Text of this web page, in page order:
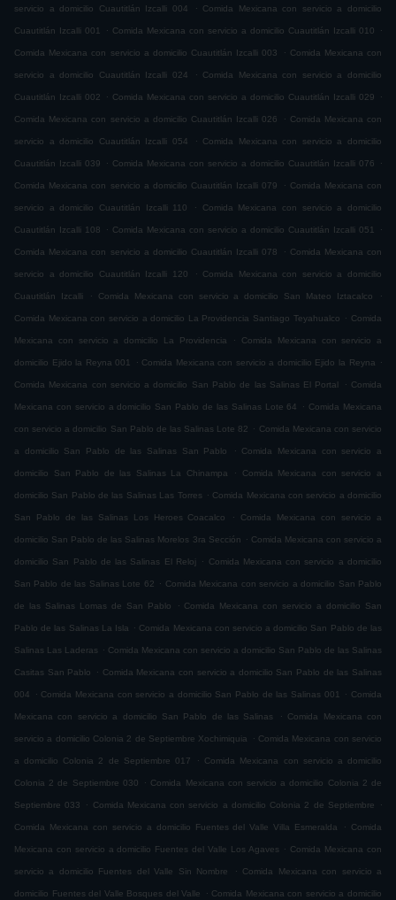
servicio a domicilio Cuautitlán Izcalli 004 . Comida Mexicana con servicio a domicilio
Cuautitlán Izcalli 001 . Comida Mexicana con servicio a domicilio Cuautitlán Izcalli 010 .
Comida Mexicana con servicio a domicilio Cuautitlán Izcalli 003 . Comida Mexicana con
servicio a domicilio Cuautitlán Izcalli 024 . Comida Mexicana con servicio a domicilio
Cuautitlán Izcalli 002 . Comida Mexicana con servicio a domicilio Cuautitlán Izcalli 029 .
Comida Mexicana con servicio a domicilio Cuautitlán Izcalli 026 . Comida Mexicana con
servicio a domicilio Cuautitlán Izcalli 054 . Comida Mexicana con servicio a domicilio
Cuautitlán Izcalli 039 . Comida Mexicana con servicio a domicilio Cuautitlán Izcalli 076 .
Comida Mexicana con servicio a domicilio Cuautitlán Izcalli 079 . Comida Mexicana con
servicio a domicilio Cuautitlán Izcalli 110 . Comida Mexicana con servicio a domicilio
Cuautitlán Izcalli 108 . Comida Mexicana con servicio a domicilio Cuautitlán Izcalli 051 .
Comida Mexicana con servicio a domicilio Cuautitlán Izcalli 078 . Comida Mexicana con
servicio a domicilio Cuautitlán Izcalli 120 . Comida Mexicana con servicio a domicilio
Cuautitlán Izcalli . Comida Mexicana con servicio a domicilio San Mateo Iztacalco .
Comida Mexicana con servicio a domicilio La Providencia Santiago Teyahualco . Comida
Mexicana con servicio a domicilio La Providencia . Comida Mexicana con servicio a
domicilio Ejido la Reyna 001 . Comida Mexicana con servicio a domicilio Ejido la Reyna .
Comida Mexicana con servicio a domicilio San Pablo de las Salinas El Portal . Comida
Mexicana con servicio a domicilio San Pablo de las Salinas Lote 64 . Comida Mexicana
con servicio a domicilio San Pablo de las Salinas Lote 82 . Comida Mexicana con servicio
a domicilio San Pablo de las Salinas San Pablo . Comida Mexicana con servicio a
domicilio San Pablo de las Salinas La Chinampa . Comida Mexicana con servicio a
domicilio San Pablo de las Salinas Las Torres . Comida Mexicana con servicio a domicilio
San Pablo de las Salinas Los Heroes Coacalco . Comida Mexicana con servicio a
domicilio San Pablo de las Salinas Morelos 3ra Sección . Comida Mexicana con servicio a
domicilio San Pablo de las Salinas El Reloj . Comida Mexicana con servicio a domicilio
San Pablo de las Salinas Lote 62 . Comida Mexicana con servicio a domicilio San Pablo
de las Salinas Lomas de San Pablo . Comida Mexicana con servicio a domicilio San
Pablo de las Salinas La Isla . Comida Mexicana con servicio a domicilio San Pablo de las
Salinas Las Laderas . Comida Mexicana con servicio a domicilio San Pablo de las Salinas
Casitas San Pablo . Comida Mexicana con servicio a domicilio San Pablo de las Salinas
004 . Comida Mexicana con servicio a domicilio San Pablo de las Salinas 001 . Comida
Mexicana con servicio a domicilio San Pablo de las Salinas . Comida Mexicana con
servicio a domicilio Colonia 2 de Septiembre Xochimiquia . Comida Mexicana con servicio
a domicilio Colonia 2 de Septiembre 017 . Comida Mexicana con servicio a domicilio
Colonia 2 de Septiembre 030 . Comida Mexicana con servicio a domicilio Colonia 2 de
Septiembre 033 . Comida Mexicana con servicio a domicilio Colonia 2 de Septiembre .
Comida Mexicana con servicio a domicilio Fuentes del Valle Villa Esmeralda . Comida
Mexicana con servicio a domicilio Fuentes del Valle Los Agaves . Comida Mexicana con
servicio a domicilio Fuentes del Valle Sin Nombre . Comida Mexicana con servicio a
domicilio Fuentes del Valle Bosques del Valle . Comida Mexicana con servicio a domicilio